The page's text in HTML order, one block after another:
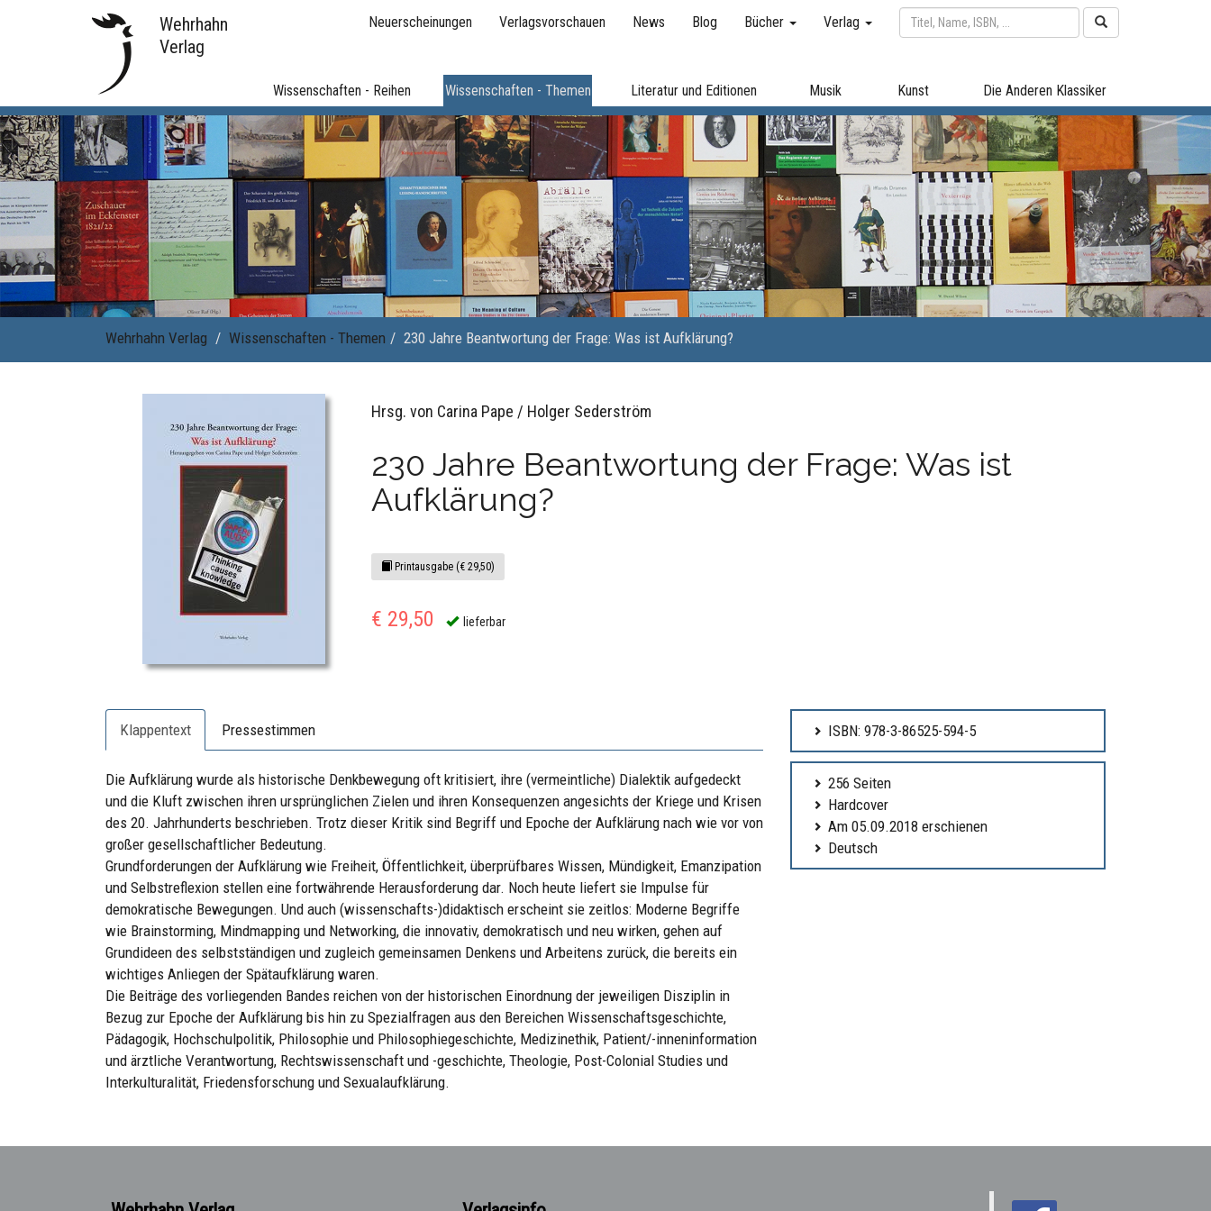
Wehrhahn
Verlag
Neuerscheinungen Verlagsvorschauen News Blog Bücher Verlag
Wissenschaften - Reihen Wissenschaften - Themen Literatur und Editionen Musik Kunst Die Anderen Klassiker
Wehrhahn Verlag Wissenschaften - Themen 230 Jahre Beantwortung der Frage: Was ist Aufklärung?
Hrsg. von Carina Pape / Holger Sederström
230 Jahre Beantwortung der Frage: Was ist
Aufklärung?
Printausgabe (€ 29,50)
€ 29,50 lieferbar
Klappentext Pressestimmen
Die Aufklärung wurde als historische Denkbewegung oft kritisiert, ihre (vermeintliche) Dialektik aufgedeckt
und die Kluft zwischen ihren ursprünglichen Zielen und ihren Konsequenzen angesichts der Kriege und Krisen
des 20. Jahrhunderts beschrieben. Trotz dieser Kritik sind Begriff und Epoche der Aufklärung nach wie vor von
großer gesellschaftlicher Bedeutung.
Grundforderungen der Aufklärung wie Freiheit, Öffentlichkeit, überprüfbares Wissen, Mündigkeit, Emanzipation
und Selbstreflexion stellen eine fortwährende Herausforderung dar. Noch heute liefert sie Impulse für
demokratische Bewegungen. Und auch (wissenschafts-)didaktisch erscheint sie zeitlos: Moderne Begriffe
wie Brainstorming, Mindmapping und Networking, die innovativ, demokratisch und neu wirken, gehen auf
Grundideen des selbstständigen und zugleich gemeinsamen Denkens und Arbeitens zurück, die bereits ein
wichtiges Anliegen der Spätaufklärung waren.
Die Beiträge des vorliegenden Bandes reichen von der historischen Einordnung der jeweiligen Disziplin in
Bezug zur Epoche der Aufklärung bis hin zu Spezialfragen aus den Bereichen Wissenschaftsgeschichte,
Pädagogik, Hochschulpolitik, Philosophie und Philosophiegeschichte, Medizinethik, Patient/-inneninformation
und ärztliche Verantwortung, Rechtswissenschaft und -geschichte, Theologie, Post-Colonial Studies und
Interkulturalität, Friedensforschung und Sexualaufklärung.
ISBN: 978-3-86525-594-5
256 Seiten
Hardcover
Am 05.09.2018 erschienen
Deutsch